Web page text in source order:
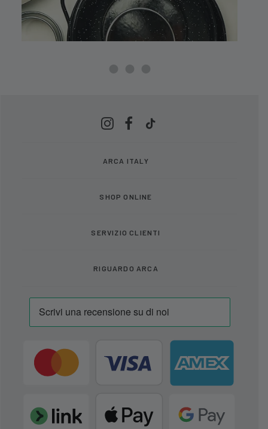
ARCA ITALY
SHOP ONLINE
SERVIZIO CLIENTI
RIGUARDO ARCA